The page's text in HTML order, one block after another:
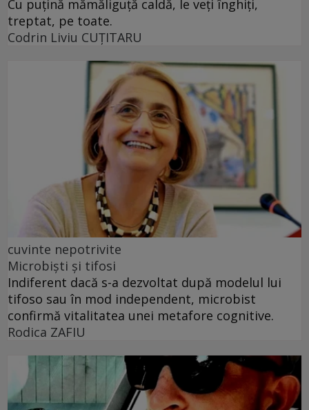
Cu puţină mămăliguţă caldă, le veţi înghiţi,
treptat, pe toate.
Codrin Liviu CUŢITARU
cuvinte nepotrivite
Microbiști și tifosi
Indiferent dacă s-a dezvoltat după modelul lui
tifoso sau în mod independent, microbist
confirmă vitalitatea unei metafore cognitive.
Rodica ZAFIU